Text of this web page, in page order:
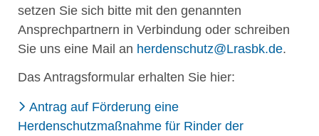
setzen Sie sich bitte mit den genannten
Ansprechpartnern in Verbindung oder schreiben
Sie uns eine Mail an herdenschutz@Lrasbk.de.
Das Antragsformular erhalten Sie hier:
Antrag auf Förderung eine
Herdenschutzmaßnahme für Rinder der